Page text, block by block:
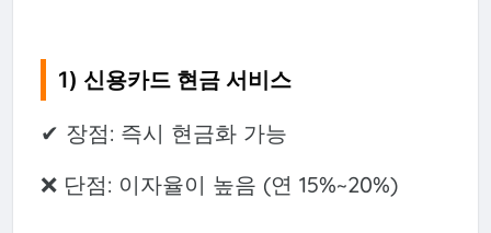
1) 신용카드 현금 서비스
✔ 장점: 즉시 현금화 가능
❌ 단점: 이자율이 높음 (연 15%~20%)